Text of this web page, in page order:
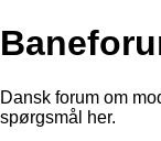
Dansk forum om
spørgsmål her.